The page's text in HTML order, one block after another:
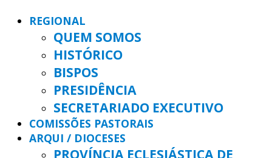
REGIONAL
QUEM SOMOS
HISTÓRICO
BISPOS
PRESIDÊNCIA
SECRETARIADO EXECUTIVO
COMISSÕES PASTORAIS
ARQUI / DIOCESES
PROVÍNCIA ECLESIÁSTICA DE